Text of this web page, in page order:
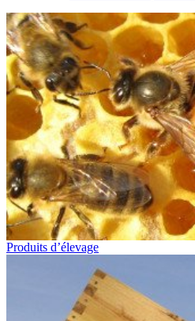
Produits d’élevage